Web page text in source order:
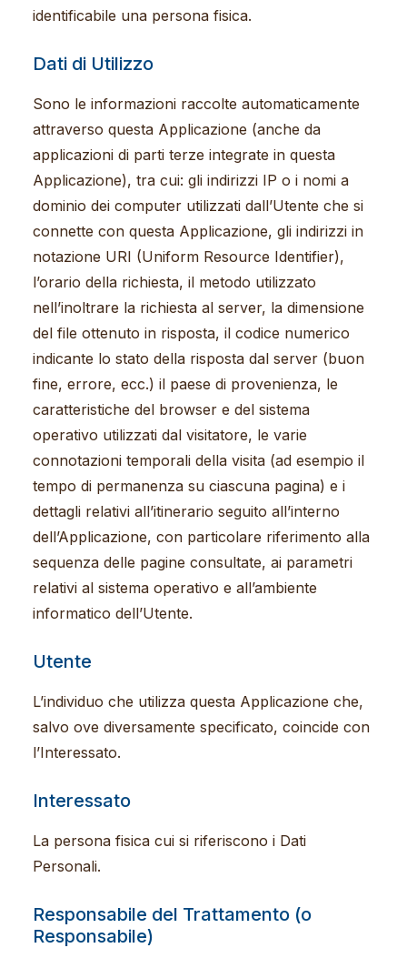
identificabile una persona fisica.
Dati di Utilizzo
Sono le informazioni raccolte automaticamente
attraverso questa Applicazione (anche da
applicazioni di parti terze integrate in questa
Applicazione), tra cui: gli indirizzi IP o i nomi a
dominio dei computer utilizzati dall’Utente che si
connette con questa Applicazione, gli indirizzi in
notazione URI (Uniform Resource Identifier),
l’orario della richiesta, il metodo utilizzato
nell’inoltrare la richiesta al server, la dimensione
del file ottenuto in risposta, il codice numerico
indicante lo stato della risposta dal server (buon
fine, errore, ecc.) il paese di provenienza, le
caratteristiche del browser e del sistema
operativo utilizzati dal visitatore, le varie
connotazioni temporali della visita (ad esempio il
tempo di permanenza su ciascuna pagina) e i
dettagli relativi all’itinerario seguito all’interno
dell’Applicazione, con particolare riferimento alla
sequenza delle pagine consultate, ai parametri
relativi al sistema operativo e all’ambiente
informatico dell’Utente.
Utente
L’individuo che utilizza questa Applicazione che,
salvo ove diversamente specificato, coincide con
l’Interessato.
Interessato
La persona fisica cui si riferiscono i Dati
Personali.
Responsabile del Trattamento (o
Responsabile)